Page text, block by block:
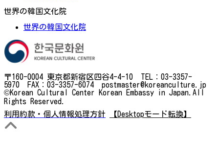
世界の韓国文化院
世界の韓国文化院
〒160-0004 東京都新宿区四谷4-4-10 TEL：03-3357-
5970 FAX：03-3357-6074 postmaster@koreanculture.jp
©Korean Cultural Center Korean Embassy in Japan.All
Rights Reserved.
利用約款・個人情報処理方針
【Desktopモード転換】